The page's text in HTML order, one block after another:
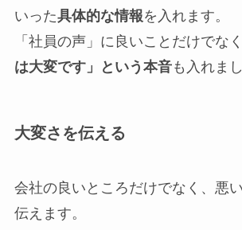
いった具体的な情報を入れます。
「社員の声」に良いことだけでなく
は大変です」という本音も入れまし
大変さを伝える
会社の良いところだけでなく、悪
伝えます。